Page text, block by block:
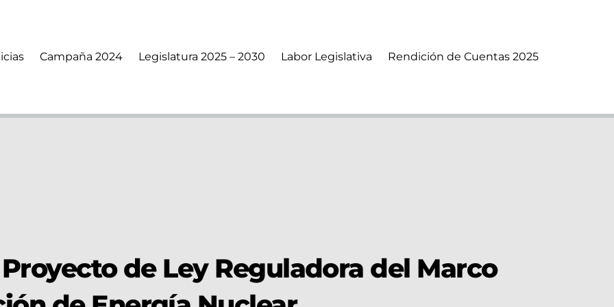
Campaña 2024 Legislatura 2025 – 2030 Labor Legislativa Rendición de Cuentas 2025
de Ley Reguladora del Marco